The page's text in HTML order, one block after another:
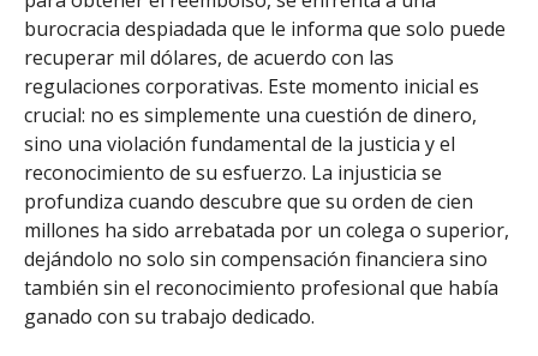
burocracia despiadada que le informa que solo puede
recuperar mil dólares, de acuerdo con las
regulaciones corporativas. Este momento inicial es
crucial: no es simplemente una cuestión de dinero,
sino una violación fundamental de la justicia y el
reconocimiento de su esfuerzo. La injusticia se
profundiza cuando descubre que su orden de cien
millones ha sido arrebatada por un colega o superior,
dejándolo no solo sin compensación financiera sino
también sin el reconocimiento profesional que había
ganado con su trabajo dedicado.